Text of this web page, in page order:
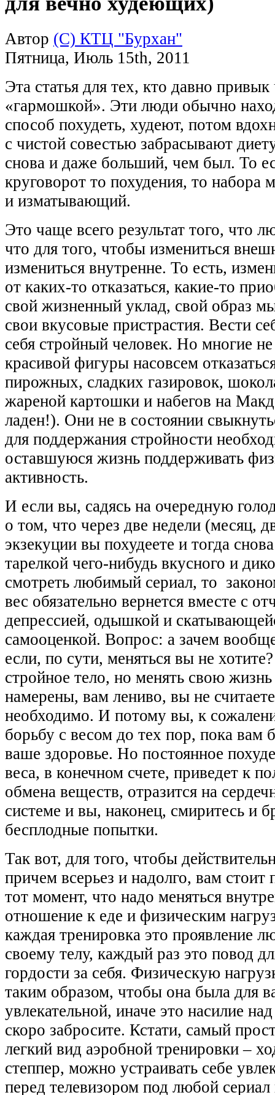
Автор (С) КТЦ "Бурхан"
Пятница, Июль 15th, 2011
Эта статья для тех, кто давно привык
«гармошкой». Эти люди обычно
способ похудеть, худеют, потом
с чистой совестью забрасывают
снова и даже больший, чем был. То
круговорот то похудения, то набора
и изматывающий.
Это чаще всего результат того, что
что для того, чтобы измениться
измениться внутренне. То есть,
от каких-то отказаться, какие-то
свой жизненный уклад, свой образ
свои вкусовые пристрастия. Вести
себя стройный человек. Но многие
красивой фигуры насовсем
пирожных, сладких газировок,
жареной картошки и набегов на
ладен!). Они не в состоянии
для поддержания стройности
оставшуюся жизнь поддерживать
активность.
И если вы, садясь на очередную
о том, что через две недели (месяц,
экзекуции вы похудеете и тогда
тарелкой чего-нибудь вкусного и
смотреть любимый сериал, то
вес обязательно вернется вместе с
депрессией, одышкой и
самооценкой. Вопрос: а зачем
если, по сути, меняться вы не
стройное тело, но менять свою
намерены, вам лениво, вы не
необходимо. И потому вы, к
борьбу с весом до тех пор, пока вам
ваше здоровье. Но постоянное
веса, в конечном счете, приведет к
обмена веществ, отразится на
системе и вы, наконец, смиритесь и
бесплодные попытки.
Так вот, для того, чтобы
причем всерьез и надолго, вам стоит
тот момент, что надо меняться
отношение к еде и физическим
каждая тренировка это проявление
своему телу, каждый раз это повод
гордости за себя. Физическую
таким образом, чтобы она была для
увлекательной, иначе это насилие
скоро забросите. Кстати, самый
легкий вид аэробной тренировки –
степпер, можно устраивать себе
перед телевизором под любой